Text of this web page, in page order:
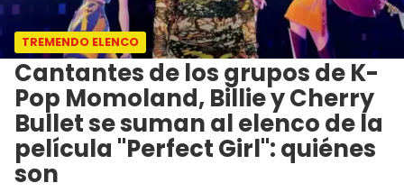
TREMENDO ELENCO
Cantantes de los grupos de K-
Pop Momoland, Billie y Cherry
Bullet se suman al elenco de la
película "Perfect Girl": quiénes
son